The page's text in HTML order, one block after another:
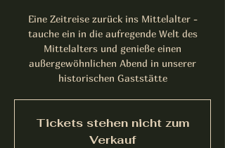
Eine Zeitreise zurück ins Mittelalter -
tauche ein in die aufregende Welt des
Mittelalters und genieße einen
außergewöhnlichen Abend in unserer
historischen Gaststätte
Tickets stehen nicht zum
Verkauf